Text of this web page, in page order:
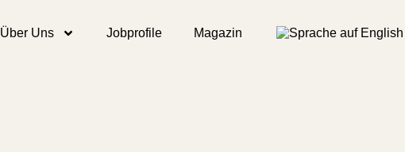
Über Uns Jobprofile Magazin